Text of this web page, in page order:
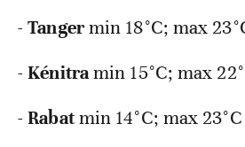
-Tangermin 18°C; max
-Kénitramin 15°C; max
-Rabatmin 14°C; max 23°C